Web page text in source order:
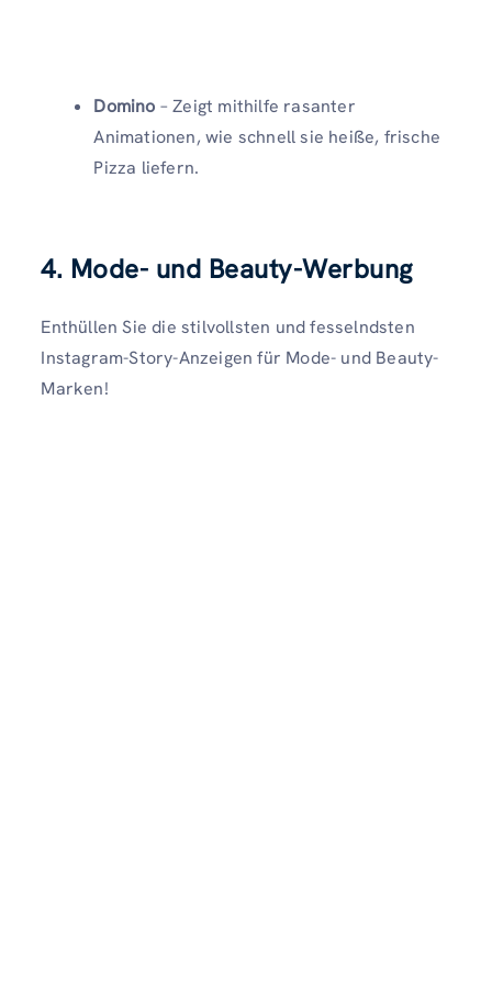
Domino – Zeigt mithilfe rasanter
Animationen, wie schnell sie heiße, frische
Pizza liefern.
4. Mode- und Beauty-Werbung
Enthüllen Sie die stilvollsten und fesselndsten
Instagram-Story-Anzeigen für Mode- und Beauty-
Marken!